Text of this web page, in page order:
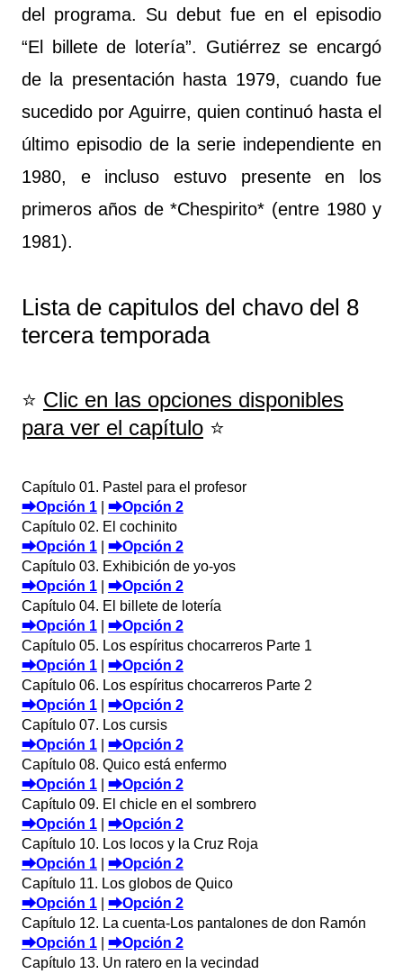
del programa. Su debut fue en el episodio
“El billete de lotería”. Gutiérrez se encargó
de la presentación hasta 1979, cuando fue
sucedido por Aguirre, quien continuó hasta el
último episodio de la serie independiente en
1980, e incluso estuvo presente en los
primeros años de *Chespirito* (entre 1980 y
1981).
Lista de capitulos del chavo del 8
tercera temporada
⭐ Clic en las opciones disponibles
para ver el capítulo⭐
Capítulo 01. Pastel para el profesor
⮕Opción 1| ⮕Opción 2
Capítulo 02. El cochinito
⮕Opción 1| ⮕Opción 2
Capítulo 03. Exhibición de yo-yos
⮕Opción 1| ⮕Opción 2
Capítulo 04. El billete de lotería
⮕Opción 1| ⮕Opción 2
Capítulo 05. Los espíritus chocarreros Parte 1
⮕Opción 1| ⮕Opción 2
Capítulo 06. Los espíritus chocarreros Parte 2
⮕Opción 1| ⮕Opción 2
Capítulo 07. Los cursis
⮕Opción 1| ⮕Opción 2
Capítulo 08. Quico está enfermo
⮕Opción 1| ⮕Opción 2
Capítulo 09. El chicle en el sombrero
⮕Opción 1| ⮕Opción 2
Capítulo 10. Los locos y la Cruz Roja
⮕Opción 1| ⮕Opción 2
Capítulo 11. Los globos de Quico
⮕Opción 1| ⮕Opción 2
Capítulo 12. La cuenta-Los pantalones de don Ramón
⮕Opción 1| ⮕Opción 2
Capítulo 13. Un ratero en la vecindad